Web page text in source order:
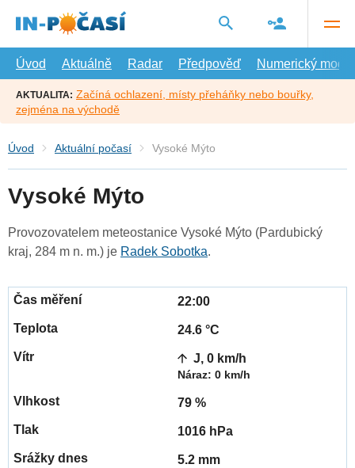
hlavní
Úvod
Aktuálně Radar Předpověď Numerický model
AKTUALITA: Začíná ochlazení, místy přeháňky nebo bouřky,
zejména na východě
Úvod Aktuální počasí Vysoké Mýto
Vysoké Mýto
Provozovatelem meteostanice Vysoké Mýto (Pardubický
kraj, 284 m n. m.) je Radek Sobotka.
22:00
24.6 °C
J, 0 km/h
Náraz: 0 km/h
79 %
1016 hPa
5.2 mm